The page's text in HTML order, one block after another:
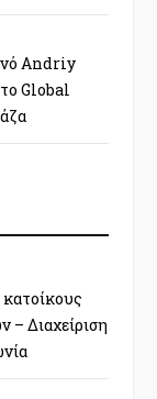
Andriy
Global
– Διαχείριση